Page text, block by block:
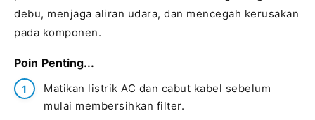
debu, menjaga aliran udara, dan mencegah kerusakan
pada komponen.
Poin Penting...
Matikan listrik AC dan cabut kabel sebelum
mulai membersihkan filter.